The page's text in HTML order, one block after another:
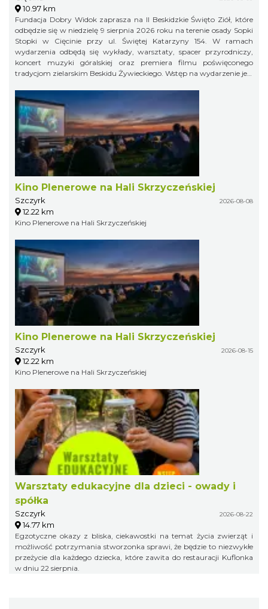
10.97 km
Fundacja Dobry Widok zaprasza na II Beskidzkie Święto Ziół, które
odbędzie się w niedzielę 9 sierpnia 2026 roku na terenie osady Sopki
Stopki w Cięcinie przy ul. Świętej Katarzyny 154. W ramach
wydarzenia odbędą się wykłady, warsztaty, spacer przyrodniczy,
koncert muzyki góralskiej oraz premiera filmu poświęconego
tradycjom zielarskim Beskidu Żywieckiego. Wstęp na wydarzenie jest
Kino Plenerowe na Hali Skrzyczeńskiej
Szczyrk 2026-08-08
12.22 km
Kino Plenerowe na Hali Skrzyczeńskiej
Kino Plenerowe na Hali Skrzyczeńskiej
Szczyrk 2026-08-15
12.22 km
Kino Plenerowe na Hali Skrzyczeńskiej
Warsztaty edukacyjne dla dzieci - owady i
spółka
Szczyrk 2026-08-22
14.77 km
Egzotyczne okazy z bliska, ciekawostki na temat życia zwierząt i
możliwość potrzymania stworzonka sprawi, że będzie to niezwykłe
przeżycie dla każdego dziecka, które zawita do restauracji Kuflonka
w dniu 22 sierpnia.